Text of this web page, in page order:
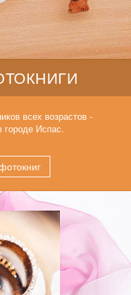
всех возрастов -
городе Испас.